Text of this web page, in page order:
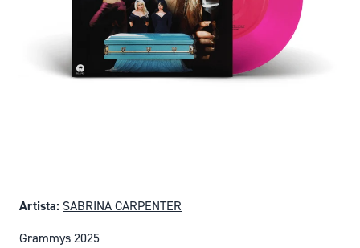
Artista: SABRINA CARPENTER
Grammys 2025